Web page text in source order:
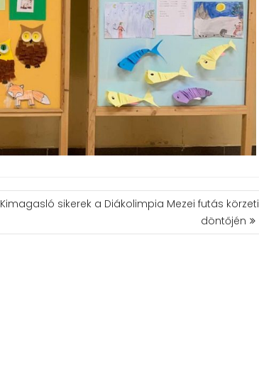
Kimagasló sikerek a Diákolimpia Mezei futás körzeti
döntőjén